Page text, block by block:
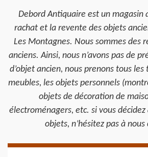
Debord Antiquaire est un magasin
rachat et la revente des objets
Les Montagnes. Nous sommes des
anciens. Ainsi, nous n’avons pas de
d’objet ancien, nous prenons tous les
meubles, les objets personnels
objets de décoration de
électroménagers, etc. si vous décidez
objets, n’hésitez pas à nous